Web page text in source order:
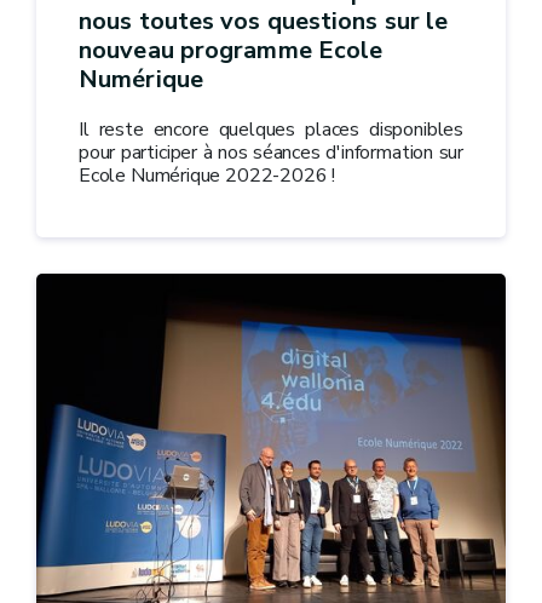
nous toutes vos questions sur le
nouveau programme Ecole
Numérique
Il reste encore quelques places disponibles
pour participer à nos séances d'information sur
Ecole Numérique 2022-2026 !